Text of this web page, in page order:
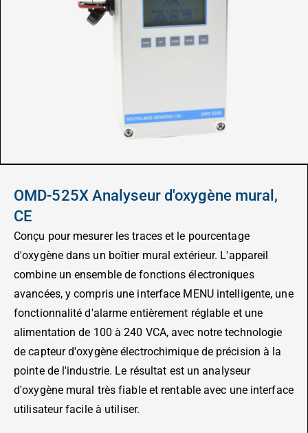
OMD-525X Analyseur d'oxygène mural,
CE
Conçu pour mesurer les traces et le pourcentage
d'oxygène dans un boîtier mural extérieur. L'appareil
combine un ensemble de fonctions électroniques
avancées, y compris une interface MENU intelligente, une
fonctionnalité d'alarme entièrement réglable et une
alimentation de 100 à 240 VCA, avec notre technologie
de capteur d'oxygène électrochimique de précision à la
pointe de l'industrie. Le résultat est un analyseur
d'oxygène mural très fiable et rentable avec une interface
utilisateur facile à utiliser.